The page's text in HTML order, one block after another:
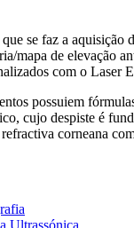
se faz a aquisição
mapa de elevação
com o Laser
possuiem
cujo despiste é
corneana
Ultrassónica